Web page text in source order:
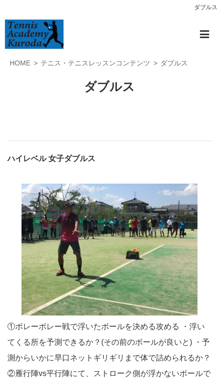
ダブルス
HOME テニス・テニスレッスンコンテンツ ダブルス
ダブルス
ハイレベル 女子ダブルス
①ボレーボレー戦で浮いたボールを決める攻める ・浮い
てくる所を予測できるか？(その前のボールが良いと) ・予
測からいかに早口ネットギリギリまで体で詰められるか？
②雁行陣vs平行陣にて、ストローク側が浮かないボールで